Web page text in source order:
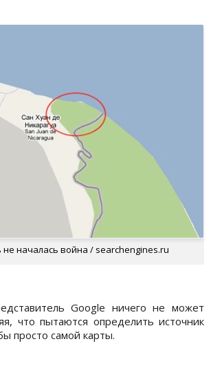
не началась война / searchengines.ru
Google ничего не может
что пытаются определить источник
просто самой карты.